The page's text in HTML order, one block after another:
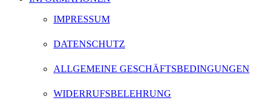
IMPRESSUM
DATENSCHUTZ
ALLGEMEINE GESCHÄFTSBEDINGUNGEN
WIDERRUFSBELEHRUNG